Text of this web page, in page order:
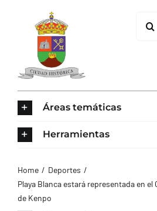
contenido
AYUNTAMIENTO
Áreas temáticas
Herramientas
Home
Deportes
Playa Blanca estará representada en
de Kenpo